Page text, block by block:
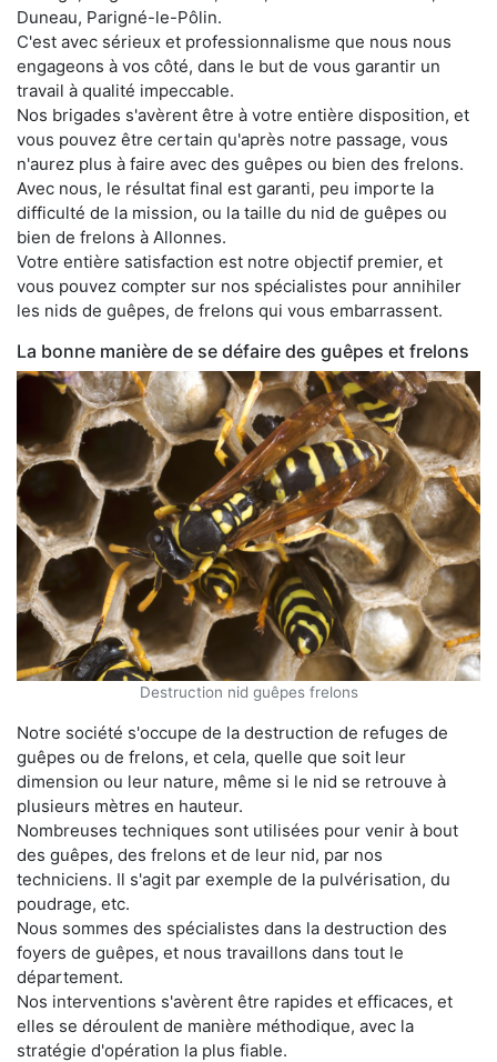
Duneau, Parigné-le-Pôlin.
C'est avec sérieux et professionnalisme que nous nous
engageons à vos côté, dans le but de vous garantir un
travail à qualité impeccable.
Nos brigades s'avèrent être à votre entière disposition, et
vous pouvez être certain qu'après notre passage, vous
n'aurez plus à faire avec des guêpes ou bien des frelons.
Avec nous, le résultat final est garanti, peu importe la
difficulté de la mission, ou la taille du nid de guêpes ou
bien de frelons à Allonnes.
Votre entière satisfaction est notre objectif premier, et
vous pouvez compter sur nos spécialistes pour annihiler
les nids de guêpes, de frelons qui vous embarrassent.
La bonne manière de se défaire des guêpes et frelons
Destruction nid guêpes frelons
Notre société s'occupe de la destruction de refuges de
guêpes ou de frelons, et cela, quelle que soit leur
dimension ou leur nature, même si le nid se retrouve à
plusieurs mètres en hauteur.
Nombreuses techniques sont utilisées pour venir à bout
des guêpes, des frelons et de leur nid, par nos
techniciens. Il s'agit par exemple de la pulvérisation, du
poudrage, etc.
Nous sommes des spécialistes dans la destruction des
foyers de guêpes, et nous travaillons dans tout le
département.
Nos interventions s'avèrent être rapides et efficaces, et
elles se déroulent de manière méthodique, avec la
stratégie d'opération la plus fiable.